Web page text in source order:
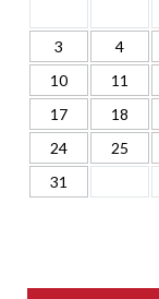
3
4
10
11
17
18
24
25
31